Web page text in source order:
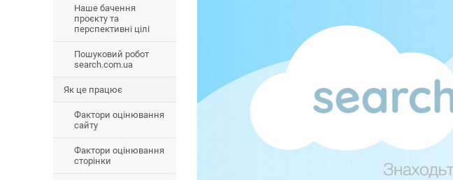
Наше бачення
проєкту та
перспективні цілі
Пошуковий робот
search.com.ua
Як це працює
Фактори оцінювання
сайту
Фактори оцінювання
сторінки